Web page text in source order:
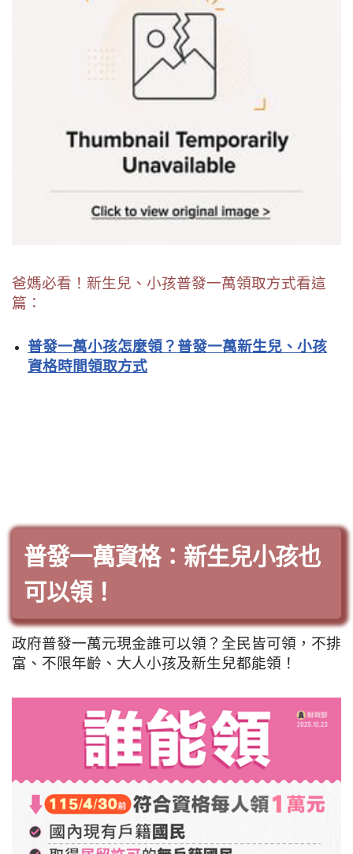
爸媽必看！新生兒、小孩普發一萬領取方式看這
篇：
普發一萬小孩怎麼領？普發一萬新生兒、小孩
資格時間領取方式
普發一萬資格：新生兒小孩也
可以領！
政府普發一萬元現金誰可以領？ 全民皆可領，不排
富、不限年齡、大人小孩及新生兒都能領！